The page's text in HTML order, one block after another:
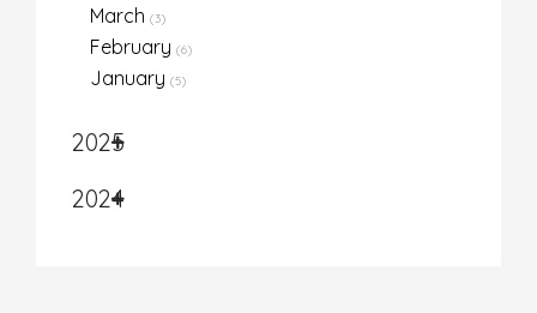
March (3)
February (6)
January (5)
2025
2024